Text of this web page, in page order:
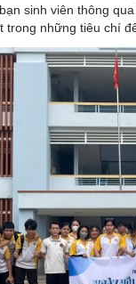
sinh viên thông
những tiêu chí